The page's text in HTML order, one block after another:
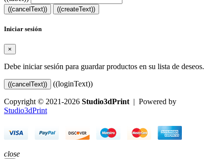
((cancelText)) ((createText))
Iniciar sesión
×
Debe iniciar sesión para guardar productos en su lista de deseos.
((cancelText)) ((loginText))
Copyright © 2021-2026 Studio3dPrint | Powered by
Studio3dPrint
close